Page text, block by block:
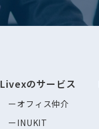
Livexのサービス
オフィス仲介
INUKIT